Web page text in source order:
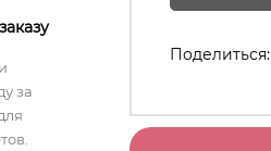
за
Поделиться: